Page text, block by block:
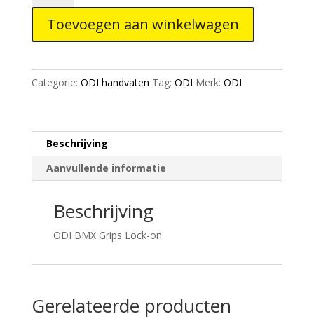
Ruffian
Flange
Lock
Black
Grip
aantal
Toevoegen aan winkelwagen
Categorie: ODI handvaten Tag: ODI Merk: ODI
Beschrijving
Aanvullende informatie
Beschrijving
ODI BMX Grips Lock-on
Gerelateerde producten